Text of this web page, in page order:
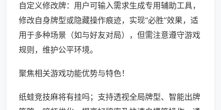
自定义修改牌：用户可输入需求生成专用辅助工具，
修改自身牌型或隐藏操作痕迹，实现“必胜”效果，适
用于多种场景（如与好友对局），但需注意遵守游戏
规则，维护公平环境。
聚焦相关游戏功能优势与特色！
纸蛙竞技麻将有挂吗；支持透视全局牌型、智能出牌